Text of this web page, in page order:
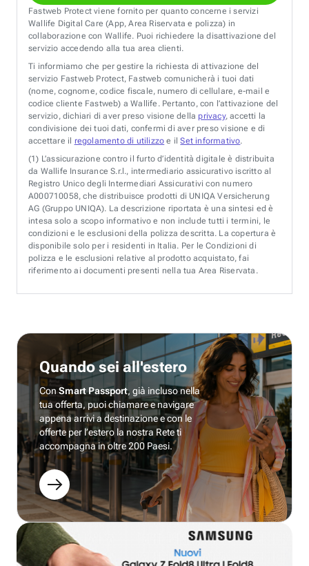
Fastweb Protect viene fornito per quanto concerne i servizi
Wallife Digital Care (App, Area Riservata e polizza) in
collaborazione con Wallife. Puoi richiedere la disattivazione del
servizio accedendo alla tua area clienti.
Ti informiamo che per gestire la richiesta di attivazione del
servizio Fastweb Protect, Fastweb comunicherà i tuoi dati
(nome, cognome, codice fiscale, numero di cellulare, e-mail e
codice cliente Fastweb) a Wallife. Pertanto, con l’attivazione del
servizio, dichiari di aver preso visione della privacy, accetti la
condivisione dei tuoi dati, confermi di aver preso visione e di
accettare il regolamento di utilizzo e ilSet informativo.
(1) L’assicurazione contro il furto d’identità digitale è distribuita
da Wallife Insurance S.r.l., intermediario assicurativo iscritto al
Registro Unico degli Intermediari Assicurativi con numero
A000710058, che distribuisce prodotti di UNIQA Versicherung
AG (Gruppo UNIQA). La descrizione riportata è una sintesi ed è
intesa solo a scopo informativo e non include tutti i termini, le
condizioni e le esclusioni della polizza descritta. La copertura è
disponibile solo per i residenti in Italia. Per le Condizioni di
polizza e le esclusioni relative al prodotto acquistato, fai
riferimento ai documenti presenti nella tua Area Riservata.
Quando sei all'estero
ConSmart Passport, già incluso nella
tua offerta, puoi chiamare e navigare
appena arrivi a destinazione e con le
offerte per l’estero la nostra Rete ti
accompagna in oltre 200 Paesi.